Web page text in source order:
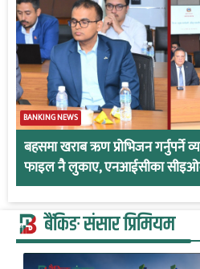
BANKING NEWS
बहसमा खराब ऋण प्रोभिजन गर्नुपर्ने
फाइल नै लुकाए, एनआईसीका
बैंकिङ संसार प्रिमियम